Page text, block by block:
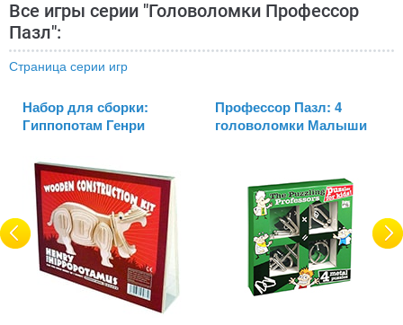
Все игры серии "Головоломки Профессор
Пазл":
Страница серии игр
Набор для сборки:
Гиппопотам Генри
Профессор Пазл: 4
головоломки Малыши